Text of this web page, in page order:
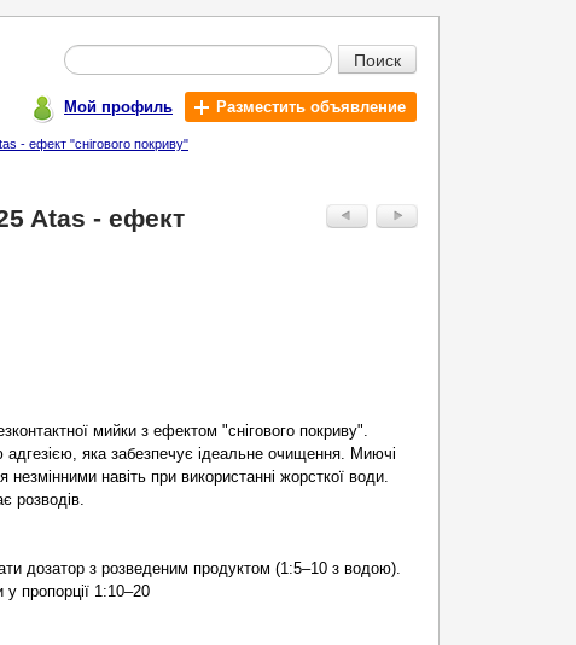
Поиск
Мой профиль Разместить объявление
- ефект "снігового покриву"
Atas - ефект
мийки з ефектом "снігового покриву".
адгезією, яка забезпечує ідеальне очищення. Миючі
навіть при використанні жорсткої води.
розводів.
дозатор з розведеним продуктом (1:5–10 з водою).
пропорції 1:10–20